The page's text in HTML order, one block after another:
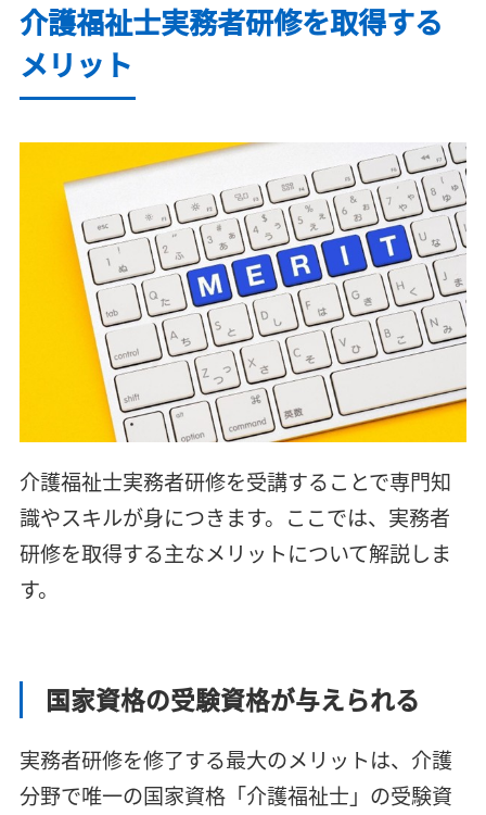
介護福祉士実務者研修を取得する
メリット
介護福祉士実務者研修を受講することで専門知
識やスキルが身につきます。ここでは、実務者
研修を取得する主なメリットについて解説しま
す。
国家資格の受験資格が与えられる
実務者研修を修了する最大のメリットは、介護
分野で唯一の国家資格「介護福祉士」の受験資